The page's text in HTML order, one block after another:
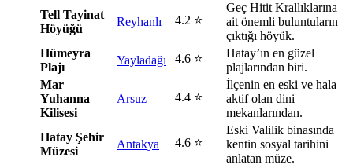
Tell Tayinat
Höyüğü
Reyhanlı 4.2 ⭐
Geç Hitit Krallıklarına
ait önemli buluntuların
çıktığı höyük.
Hümeyra
Plajı
Yayladağı 4.6 ⭐
Hatay’ın en güzel
plajlarından biri.
Mar
Yuhanna
Kilisesi
Arsuz 4.4 ⭐
İlçenin en eski ve hala
aktif olan dini
mekanlarından.
Hatay Şehir
Müzesi
Antakya 4.6 ⭐
Eski Valilik binasında
kentin sosyal tarihini
anlatan müze.